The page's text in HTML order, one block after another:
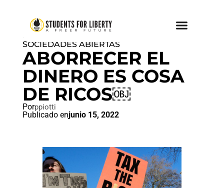
PAZ AMOR Y LIBERTAD
SOCIEDADES ABIERTAS
ABORRECER EL
DINERO ES COSA
DE RICOS￼
Porppiotti
Publicado enjunio 15, 2022